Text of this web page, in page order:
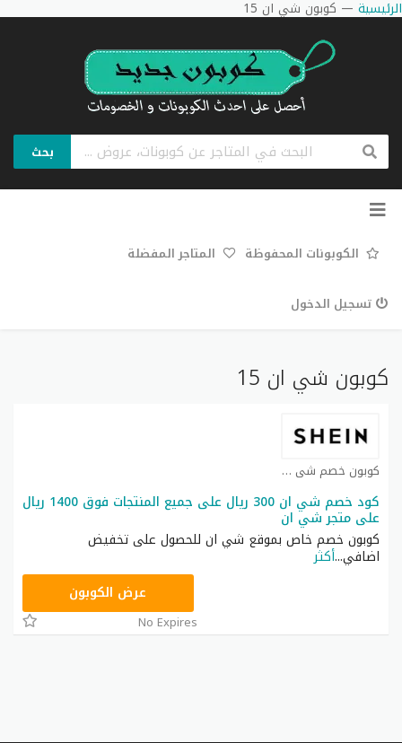
الرئيسية — كوبون شي ان 15
بحث
تخطي
الكوبونات المحفوظة المتاجر المفضلة
تسجيل الدخول
كوبون شي ان 15
كوبون خصم شي ان كوبون
كود خصم شي ان 300 ريال على جميع المنتجات فوق 1400 ريال
على متجر شي ان
كوبون خصم خاص بموقع شي ان للحصول على تخفيض
اضافي...أكثر
عرض الكوبون
No Expires